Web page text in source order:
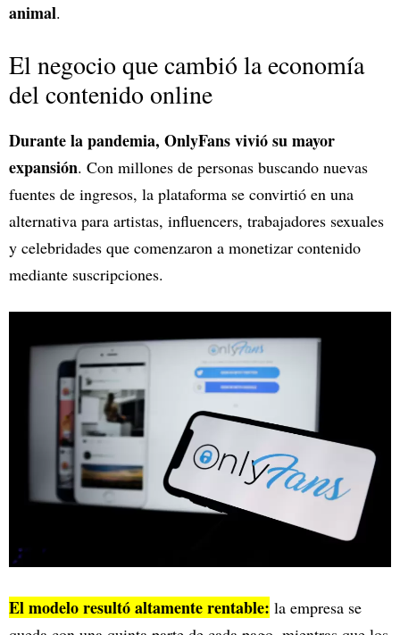
animal.
El negocio que cambió la economía
del contenido online
Durante la pandemia, OnlyFans vivió su mayor
expansión. Con millones de personas buscando nuevas
fuentes de ingresos, la plataforma se convirtió en una
alternativa para artistas, influencers, trabajadores sexuales
y celebridades que comenzaron a monetizar contenido
mediante suscripciones.
El modelo resultó altamente rentable: la empresa se